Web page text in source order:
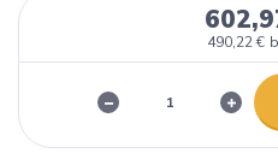
490,22 €